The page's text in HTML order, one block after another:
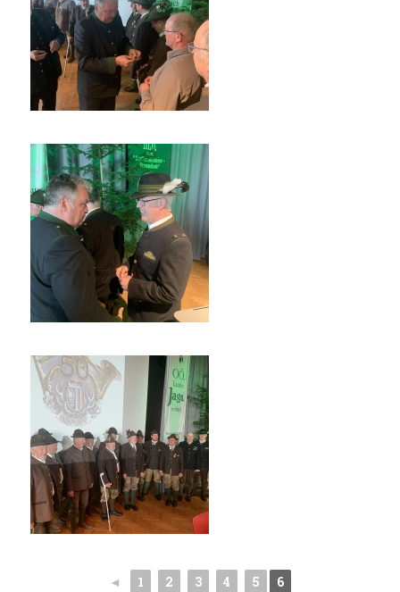
◄ 1 2 3 4 5 6